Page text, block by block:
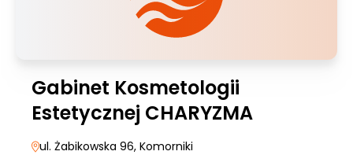
Gabinet Kosmetologii
Estetycznej CHARYZMA
ul. Żabikowska 96, Komorniki